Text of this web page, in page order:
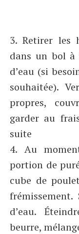
3. Retirer les
dans un bol
d’eau (si
souhaitée).
propres,
garder au
suite
4. Au
portion de
cube de
d’eau.
beurre,